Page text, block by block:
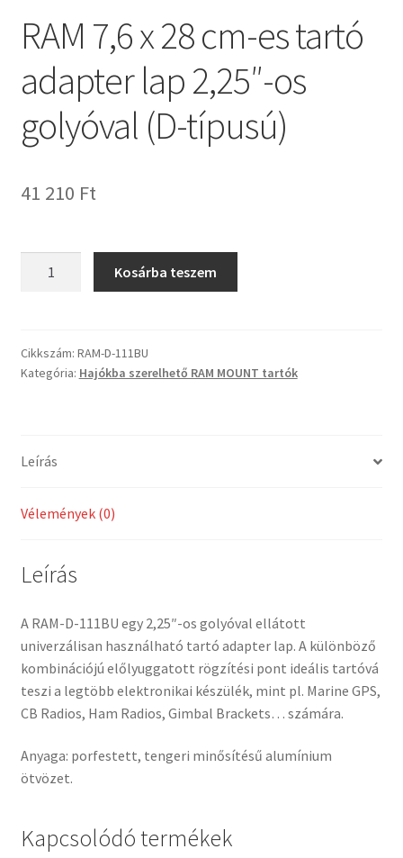
RAM 7,6 x 28 cm-es tartó
adapter lap 2,25″-os
golyóval (D-típusú)
41 210 Ft
cm-
es
2,25"-
golyóval
mennyiség
Kosárba teszem
Cikkszám: RAM-D-111BU
Kategória: Hajókba szerelhető RAM MOUNT tartók
Leírás
Vélemények (0)
Leírás
A RAM-D-111BU egy 2,25″-os golyóval ellátott
univerzálisan használható tartó adapter lap. A különböző
kombinációjú előlyuggatott rögzítési pont ideális tartóvá
teszi a legtöbb elektronikai készülék, mint pl. Marine GPS,
CB Radios, Ham Radios, Gimbal Brackets… számára.
Anyaga: porfestett, tengeri minősítésű alumínium
ötvözet.
Kapcsolódó termékek